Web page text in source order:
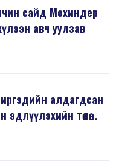
сайд Мохиндер
авч уулзав
алдагдсан
төлөө...